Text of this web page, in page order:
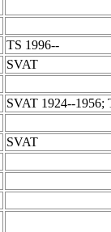
TS 1996--
SVAT
SVAT 1924--1956;
SVAT